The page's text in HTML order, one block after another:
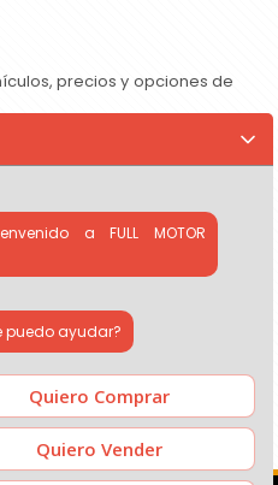
precios y opciones de
precios y contactar
a FULL MOTOR
puedo ayudar?
Quiero Comprar
Quiero Vender